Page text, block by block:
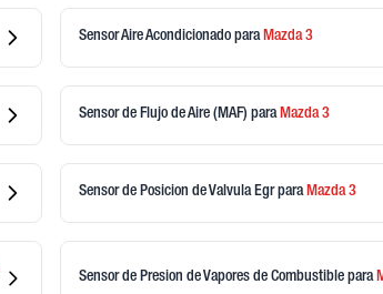
Sensor Aire Acondicionado paraMazda3
Sensor de Flujo de Aire (MAF) paraMazda3
Sensor de Posicion de Valvula Egr paraMazda3
Sensor de Presion de Vapores de Combustible para